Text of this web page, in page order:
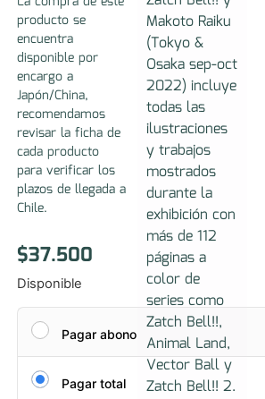
producto se
encuentra
disponible por
encargo a
Japón/China,
recomendamos
revisar la ficha de
cada producto
para verificar los
plazos de llegada a
Chile.
$37.500
Disponible
Pagar abono
Pagar total
Makoto Raiku
(Tokyo &
Osaka sep-oct
2022) incluye
todas las
ilustraciones
y trabajos
mostrados
durante la
exhibición con
más de 112
páginas a
color de
series como
Zatch Bell!!,
Animal Land,
Vector Ball y
Zatch Bell!! 2.